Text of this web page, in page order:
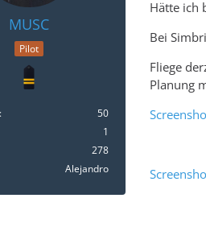
MUSC
Pilot
50
1
278
Alejandro
Hätte ich
Bei
Fliege
Planung